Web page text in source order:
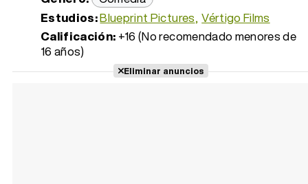
Estudios:Blueprint Pictures Vértigo Films
Calificación: +16 (No recomendado menores de
16 años)
Eliminar anuncios